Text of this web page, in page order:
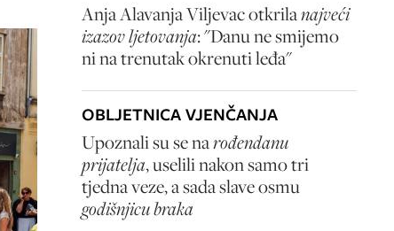
Anja Alavanja Viljevac otkrilanajveći
izazov ljetovanja: "Danu ne smijemo
ni na trenutak okrenuti leđa"
OBLJETNICA VJENČANJA
Upoznali su se narođendanu
prijatelja, uselili nakon samo tri
tjedna veze, a sada slave osmu
godišnjicu braka